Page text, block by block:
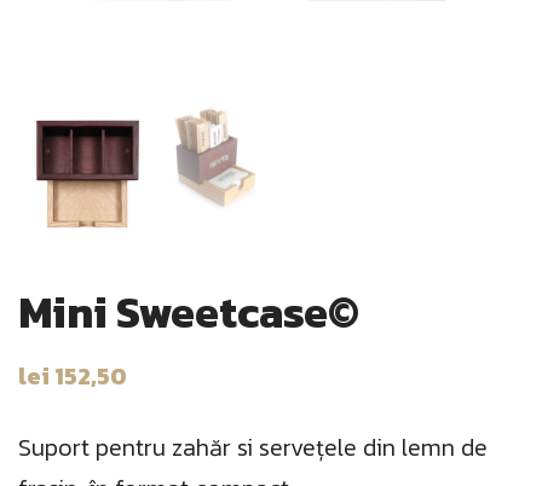
Mini Sweetcase©
lei 152,50
Suport pentru zahăr si servețele din lemn de